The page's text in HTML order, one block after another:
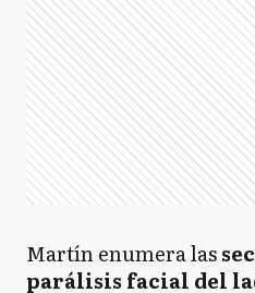
Martín enumera las
parálisis facial del